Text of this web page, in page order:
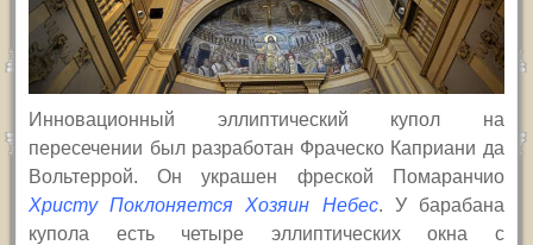
Инновационный эллиптический купол на
пересечении был разработан Фраческо Каприани да
Вольтеррой. Он украшен фреской Помаранчио
Христу Поклоняется Хозяин Небес. У барабана
купола есть четыре эллиптических окна с